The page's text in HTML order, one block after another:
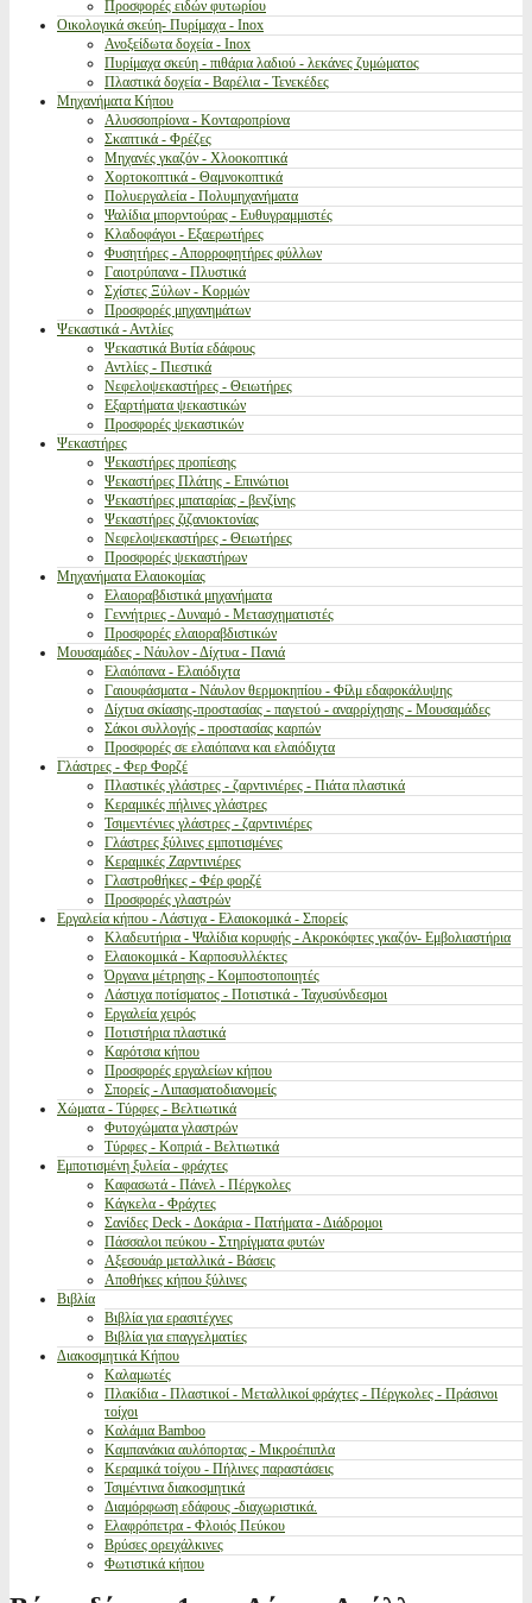
Προσφορές ειδών φυτωρίου
Οικολογικά σκεύη- Πυρίμαχα - Inox
Ανοξείδωτα δοχεία - Inox
Πυρίμαχα σκεύη - πιθάρια λαδιού - λεκάνες ζυμώματος
Πλαστικά δοχεία - Βαρέλια - Τενεκέδες
Μηχανήματα Κήπου
Αλυσσοπρίονα - Κονταροπρίονα
Σκαπτικά - Φρέζες
Μηχανές γκαζόν - Χλοοκοπτικά
Χορτοκοπτικά - Θαμνοκοπτικά
Πολυεργαλεία - Πολυμηχανήματα
Ψαλίδια μπορντούρας - Ευθυγραμμιστές
Κλαδοφάγοι - Εξαερωτήρες
Φυσητήρες - Απορροφητήρες φύλλων
Γαιοτρύπανα - Πλυστικά
Σχίστες Ξύλων - Κορμών
Προσφορές μηχανημάτων
Ψεκαστικά - Αντλίες
Ψεκαστικά Βυτία εδάφους
Αντλίες - Πιεστικά
Νεφελοψεκαστήρες - Θειωτήρες
Εξαρτήματα ψεκαστικών
Προσφορές ψεκαστικών
Ψεκαστήρες
Ψεκαστήρες προπίεσης
Ψεκαστήρες Πλάτης - Επινώτιοι
Ψεκαστήρες μπαταρίας - βενζίνης
Ψεκαστήρες ζιζανιοκτονίας
Νεφελοψεκαστήρες - Θειωτήρες
Προσφορές ψεκαστήρων
Μηχανήματα Ελαιοκομίας
Ελαιοραβδιστικά μηχανήματα
Γεννήτριες - Δυναμό - Μετασχηματιστές
Προσφορές ελαιοραβδιστικών
Μουσαμάδες - Νάυλον - Δίχτυα - Πανιά
Ελαιόπανα - Ελαιόδιχτα
Γαιουφάσματα - Νάυλον θερμοκηπίου - Φίλμ εδαφοκάλυψης
Δίχτυα σκίασης-προστασίας - παγετού - αναρρίχησης - Μουσαμάδες
Σάκοι συλλογής - προστασίας καρπών
Προσφορές σε ελαιόπανα και ελαιόδιχτα
Γλάστρες - Φερ Φορζέ
Πλαστικές γλάστρες - ζαρντινιέρες - Πιάτα πλαστικά
Κεραμικές πήλινες γλάστρες
Τσιμεντένιες γλάστρες - ζαρντινιέρες
Γλάστρες ξύλινες εμποτισμένες
Κεραμικές Ζαρντινιέρες
Γλαστροθήκες - Φέρ φορζέ
Προσφορές γλαστρών
Εργαλεία κήπου - Λάστιχα - Ελαιοκομικά - Σπορείς
Κλαδευτήρια - Ψαλίδια κορυφής - Ακροκόφτες γκαζόν- Εμβολιαστήρια
Ελαιοκομικά - Καρποσυλλέκτες
Όργανα μέτρησης - Κομποστοποιητές
Λάστιχα ποτίσματος - Ποτιστικά - Ταχυσύνδεσμοι
Εργαλεία χειρός
Ποτιστήρια πλαστικά
Καρότσια κήπου
Προσφορές εργαλείων κήπου
Σπορείς - Λιπασματοδιανομείς
Χώματα - Τύρφες - Βελτιωτικά
Φυτοχώματα γλαστρών
Τύρφες - Κοπριά - Βελτιωτικά
Εμποτισμένη ξυλεία - φράχτες
Καφασωτά - Πάνελ - Πέργκολες
Κάγκελα - Φράχτες
Σανίδες Deck - Δοκάρια - Πατήματα - Διάδρομοι
Πάσσαλοι πεύκου - Στηρίγματα φυτών
Αξεσουάρ μεταλλικά - Βάσεις
Αποθήκες κήπου ξύλινες
Βιβλία
Βιβλία για ερασιτέχνες
Βιβλία για επαγγελματίες
Διακοσμητικά Κήπου
Καλαμωτές
Πλακίδια - Πλαστικοί - Μεταλλικοί φράχτες - Πέργκολες - Πράσινοι
τοίχοι
Καλάμια Bamboo
Καμπανάκια αυλόπορτας - Μικροέπιπλα
Κεραμικά τοίχου - Πήλινες παραστάσεις
Τσιμέντινα διακοσμητικά
Διαμόρφωση εδάφους -διαχωριστικά.
Ελαφρόπετρα - Φλοιός Πεύκου
Βρύσες ορειχάλκινες
Φωτιστικά κήπου